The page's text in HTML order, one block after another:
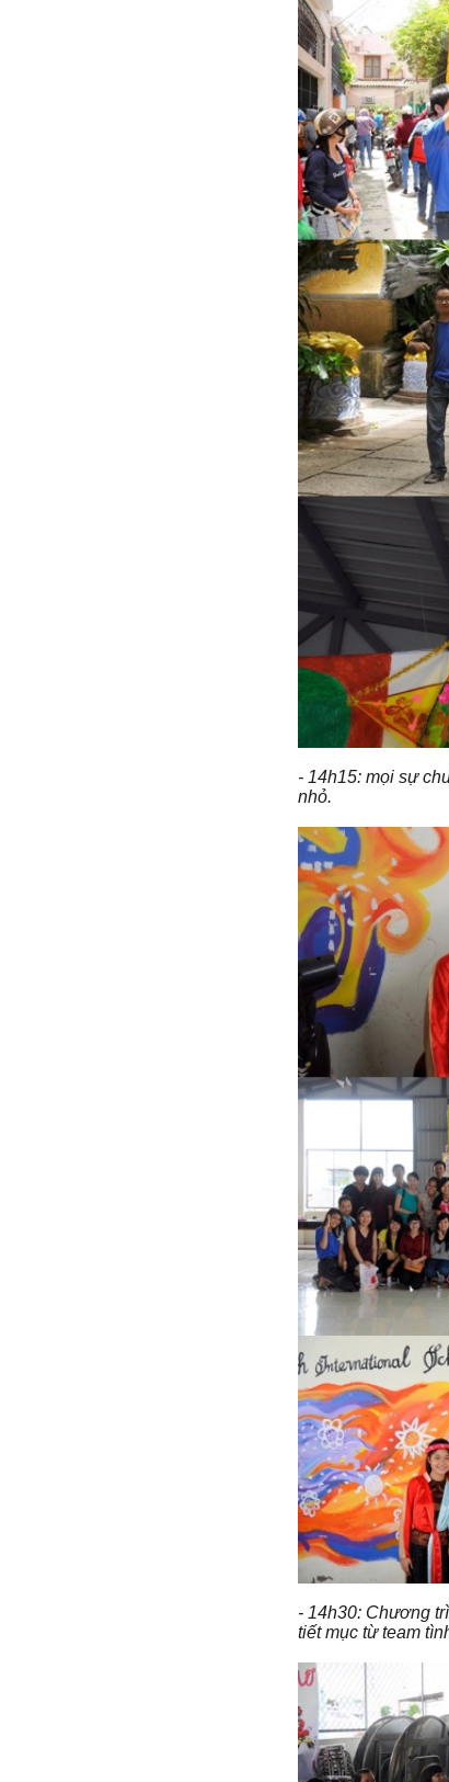
- 14h15: mọi sự
nhỏ.
- 14h30: Chương
tiết mục từ team